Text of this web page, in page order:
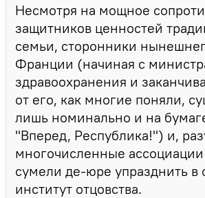
Несмотря на мощное
защитников ценностей
семьи, сторонники
Франции (начиная с
здравоохранения и
от его, как многие поняли,
лишь номинально и на
"Вперед, Республика!") и,
многочисленные
сумели де-юре упразднить в
институт отцовства.